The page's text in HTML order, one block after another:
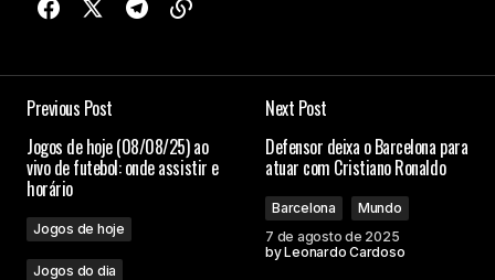
Previous Post
Jogos de hoje (08/08/25) ao
vivo de futebol: onde assistir e
horário
Jogos de hoje
Jogos do dia
Next Post
Defensor deixa o Barcelona para
atuar com Cristiano Ronaldo
Barcelona
Mundo
7 de agosto de 2025
byLeonardo Cardoso